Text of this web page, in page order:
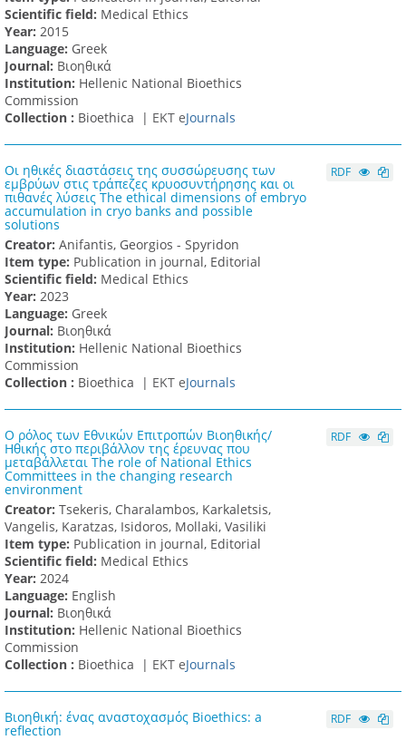
Scientific field: Medical Ethics
Υear: 2015
Language: Greek
Journal: Βιοηθικά
Institution: Hellenic National Bioethics
Commission
Collection : Bioethica | ΕΚΤ eJournals
Οι ηθικές διαστάσεις της συσσώρευσης των
εμβρύων στις τράπεζες κρυοσυντήρησης και οι
πιθανές λύσεις The ethical dimensions of embryo
accumulation in cryo banks and possible
solutions
Creator: Anifantis, Georgios - Spyridon
Item type: Publication in journal, Editorial
Scientific field: Medical Ethics
Υear: 2023
Language: Greek
Journal: Βιοηθικά
Institution: Hellenic National Bioethics
Commission
Collection : Bioethica | ΕΚΤ eJournals
RDF
Ο ρόλος των Εθνικών Επιτροπών Βιοηθικής/
Ηθικής στο περιβάλλον της έρευνας που
μεταβάλλεται The role of National Ethics
Committees in the changing research
environment
Creator: Tsekeris, Charalambos, Karkaletsis,
Vangelis, Karatzas, Isidoros, Mollaki, Vasiliki
Item type: Publication in journal, Editorial
Scientific field: Medical Ethics
Υear: 2024
Language: English
Journal: Βιοηθικά
Institution: Hellenic National Bioethics
Commission
Collection : Bioethica | ΕΚΤ eJournals
RDF
Βιοηθική: ένας αναστοχασμός Bioethics: a
reflection
RDF